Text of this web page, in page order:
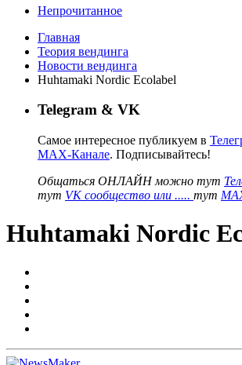
Непрочитанное
Главная
Теория вендинга
Новости вендинга
Huhtamaki Nordic Ecolabel
Telegram & VK
Самое интересное публикуем в
MAX-Канале. Подписывайтесь!
Общаться ОНЛАЙН можно тут
тут VK сообщество или ..... тут
Huhtamaki Nordic